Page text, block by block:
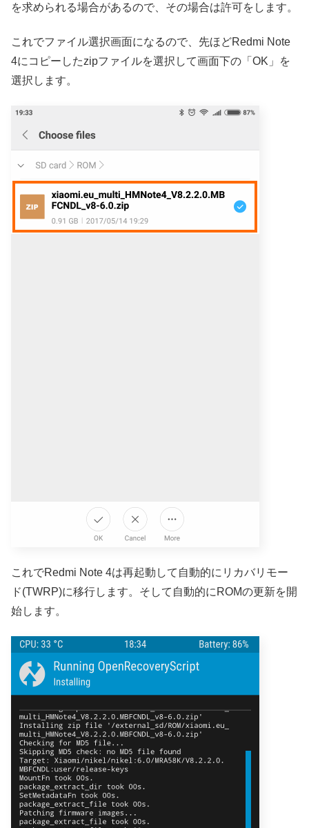
を求められる場合があるので、その場合は許可をします。
これでファイル選択画面になるので、先ほどRedmi Note
4にコピーしたzipファイルを選択して画面下の「OK」を
選択します。
これでRedmi Note 4は再起動して自動的にリカバリモー
ド(TWRP)に移行します。そして自動的にROMの更新を開
始します。